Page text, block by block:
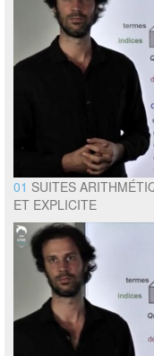
01 SUITES
ET EXPLICITE